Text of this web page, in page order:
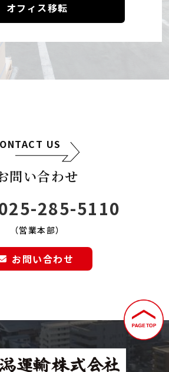
オフィス移転
US
問い合わせ
285-5110
（営業本部）
お問い合わせ